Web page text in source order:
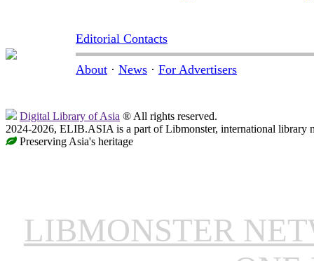
Editorial Contacts
About · News · For Advertisers
Digital Library of Asia ® All rights reserved.
2024-2026, ELIB.ASIA is a part of Libmonster, international library
Preserving Asia's heritage
LIBMONSTER